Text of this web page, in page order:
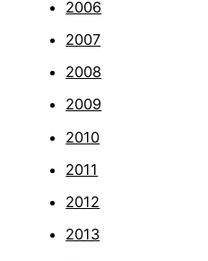
2006
2007
2008
2009
2010
2011
2012
2013